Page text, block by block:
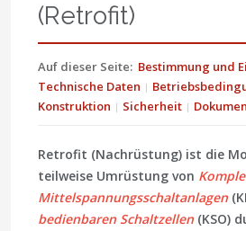
(Retrofit)
Auf dieser Seite: Bestimmung und
Technische Daten
Konstruktion
Sicherheit
Retrofit (Nachrüstung) ist die
teilweise Umrüstung von
Mittelspannungsschaltanlagen
bedienbaren Schaltzellen (KSO)